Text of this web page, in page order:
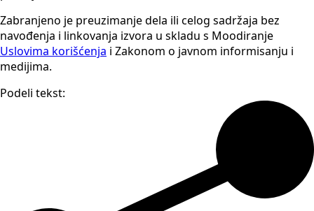
Zabranjeno je preuzimanje dela ili celog sadržaja bez
navođenja i linkovanja izvora u skladu s Moodiranje
Uslovima korišćenja i Zakonom o javnom informisanju i
medijima.
Podeli tekst: